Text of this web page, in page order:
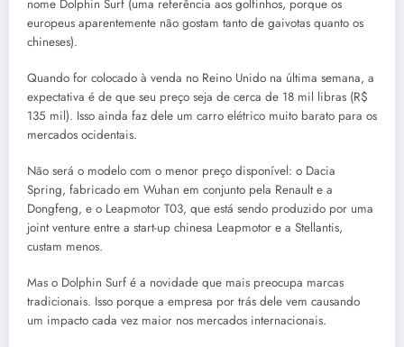
nome Dolphin Surf (uma referência aos golfinhos, porque os
europeus aparentemente não gostam tanto de gaivotas quanto os
chineses).
Quando for colocado à venda no Reino Unido na última semana, a
expectativa é de que seu preço seja de cerca de 18 mil libras (R$
135 mil). Isso ainda faz dele um carro elétrico muito barato para os
mercados ocidentais.
Não será o modelo com o menor preço disponível: o Dacia
Spring, fabricado em Wuhan em conjunto pela Renault e a
Dongfeng, e o Leapmotor T03, que está sendo produzido por uma
joint venture entre a start-up chinesa Leapmotor e a Stellantis,
custam menos.
Mas o Dolphin Surf é a novidade que mais preocupa marcas
tradicionais. Isso porque a empresa por trás dele vem causando
um impacto cada vez maior nos mercados internacionais.